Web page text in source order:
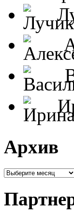
Архив